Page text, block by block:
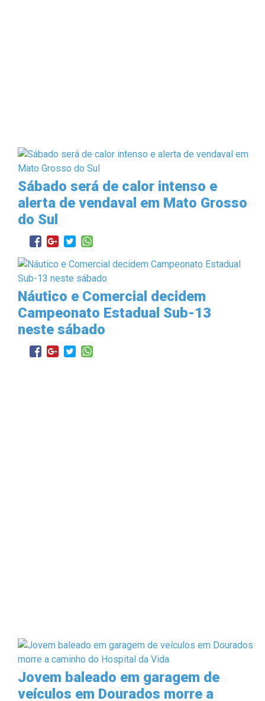
Sábado será de calor intenso e
alerta de vendaval em Mato Grosso
do Sul
Náutico e Comercial decidem
Campeonato Estadual Sub-13
neste sábado
Jovem baleado em garagem de
veículos em Dourados morre a